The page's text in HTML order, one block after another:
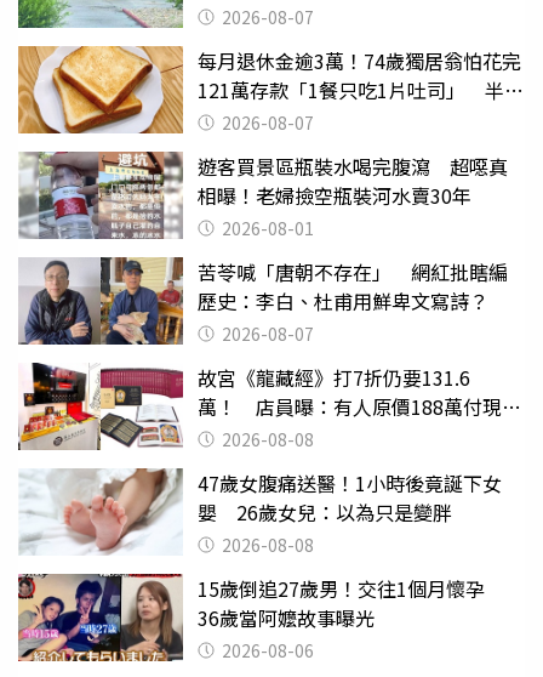
2026-08-07
每月退休金逾3萬！74歲獨居翁怕花完
121萬存款「1餐只吃1片吐司」 半年
後暴瘦嚇壞女兒
2026-08-07
遊客買景區瓶裝水喝完腹瀉 超噁真
相曝！老婦撿空瓶裝河水賣30年
2026-08-01
苦苓喊「唐朝不存在」 網紅批瞎編
歷史：李白、杜甫用鮮卑文寫詩？
2026-08-07
故宮《龍藏經》打7折仍要131.6
萬！ 店員曝：有人原價188萬付現購
買 2026-08-08
47歲女腹痛送醫！1小時後竟誕下女
嬰 26歲女兒：以為只是變胖
2026-08-08
15歲倒追27歲男！交往1個月懷孕
36歲當阿嬤故事曝光
2026-08-06